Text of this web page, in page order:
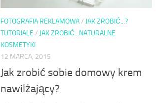
FOTOGRAFIA REKLAMOWA/ JAK ZROBIĆ...?
TUTORIALE / JAK ZROBIĆ...NATURALNE
KOSMETYKI
12 MARCA, 2015
Jak zrobić sobie domowy krem
nawilżający?